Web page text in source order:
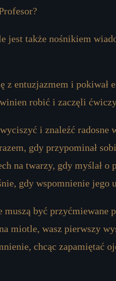
jest także nośnikiem
z entuzjazmem i pokiwał
robić i zaczęli
i znaleźć radosne
gdy przypominał
na twarzy, gdy myślał
gdy wspomnienie jego
być przyćmiewane
miotle, wasz pierwszy
chcąc zapamiętać